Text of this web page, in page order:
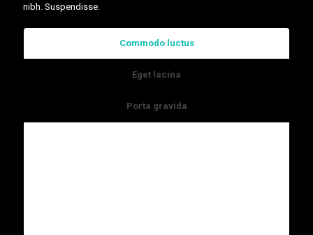
nibh. Suspendisse.
Commodo luctus
Eget lacina
Porta gravida